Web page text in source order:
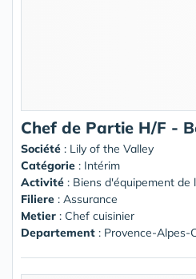
Chef de Partie H/F -
Société : Lily of the Valley
Catégorie : Intérim
Activité : Biens d'équipement de
Filiere : Assurance
Metier : Chef cuisinier
Departement : Provence-Alpes-